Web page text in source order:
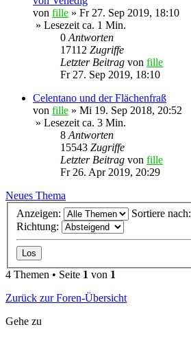
von fille » Fr 27. Sep 2019, 18:10
» Lesezeit ca. 1 Min.
0Antworten
17112 Zugriffe
Letzter Beitrag von fille
Fr 27. Sep 2019, 18:10
Celentano und der Flächenfraß
von fille » Mi 19. Sep 2018, 20:52
» Lesezeit ca. 3 Min.
8Antworten
15543 Zugriffe
Letzter Beitrag von fille
Fr 26. Apr 2019, 20:29
Neues Thema
Anzeigen:
Sortiere nach:
Richtung:
4 Themen • Seite 1 von 1
Zurück zur Foren-Übersicht
Gehe zu